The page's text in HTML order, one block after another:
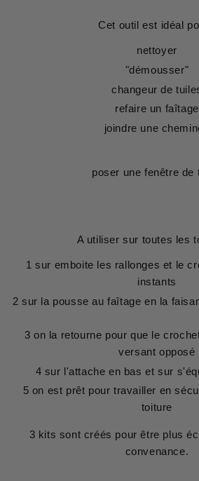
Cet outil est idéal
nettoyer
"démousser"
changeur de
refaire un faîtage
joindre une
poser une fenêtre de
A utiliser sur toutes les
1 sur emboite les rallonges et le
instants
2 sur la pousse au faîtage en la
3 on la retourne pour que le
versant opposé
4 sur l'attache en bas et sur
5 on est prêt pour travailler en
toiture
3 kits sont créés pour être plus
convenance.